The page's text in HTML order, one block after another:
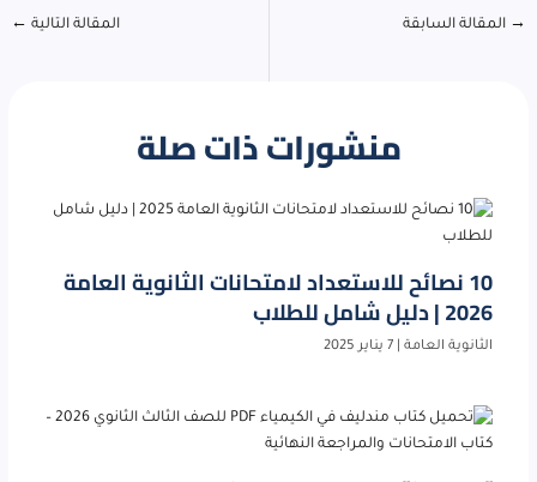
→ المقالة السابقة المقالة التالية ←
منشورات ذات صلة
10 نصائح للاستعداد لامتحانات الثانوية العامة
2026 | دليل شامل للطلاب
الثانوية العامة| 7 يناير 2025